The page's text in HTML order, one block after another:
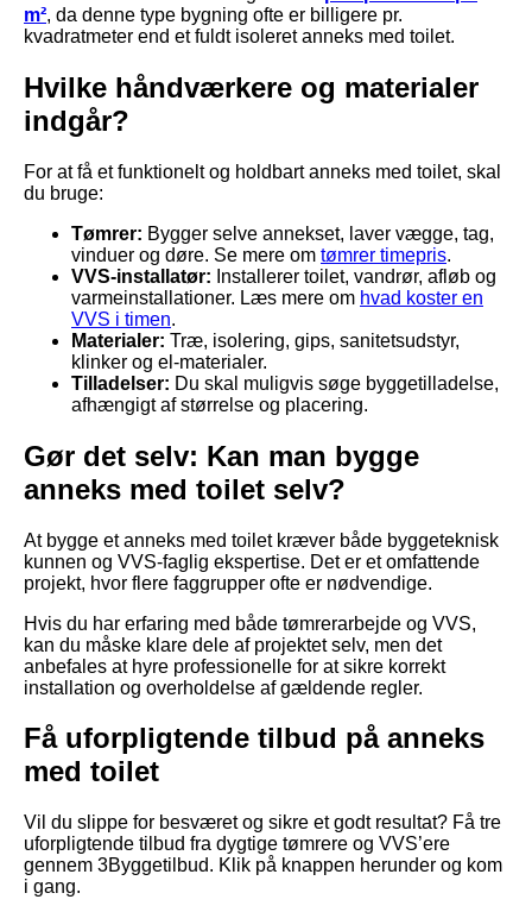
m², da denne type bygning ofte er billigere pr.
kvadratmeter end et fuldt isoleret anneks med toilet.
Hvilke håndværkere og materialer
indgår?
For at få et funktionelt og holdbart anneks med toilet, skal
du bruge:
Tømrer: Bygger selve annekset, laver vægge, tag,
vinduer og døre. Se mere om tømrer timepris.
VVS-installatør: Installerer toilet, vandrør, afløb og
varmeinstallationer. Læs mere om hvad koster en
VVS i timen.
Materialer: Træ, isolering, gips, sanitetsudstyr,
klinker og el-materialer.
Tilladelser: Du skal muligvis søge byggetilladelse,
afhængigt af størrelse og placering.
Gør det selv: Kan man bygge
anneks med toilet selv?
At bygge et anneks med toilet kræver både byggeteknisk
kunnen og VVS-faglig ekspertise. Det er et omfattende
projekt, hvor flere faggrupper ofte er nødvendige.
Hvis du har erfaring med både tømrerarbejde og VVS,
kan du måske klare dele af projektet selv, men det
anbefales at hyre professionelle for at sikre korrekt
installation og overholdelse af gældende regler.
Få uforpligtende tilbud på anneks
med toilet
Vil du slippe for besværet og sikre et godt resultat? Få tre
uforpligtende tilbud fra dygtige tømrere og VVS’ere
gennem 3Byggetilbud. Klik på knappen herunder og kom
i gang.